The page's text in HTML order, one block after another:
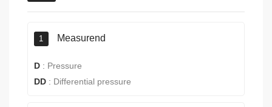
1 Measurend
D : Pressure
DD : Differential pressure